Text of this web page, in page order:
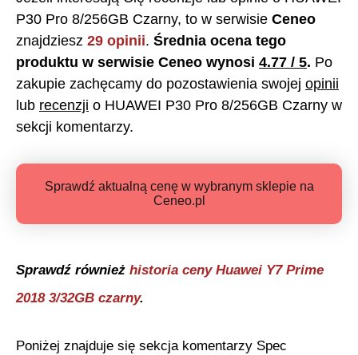
P30 Pro 8/256GB Czarny, to w serwisie Ceneo
znajdziesz 29 opinii. Średnia ocena tego
produktu w serwisie Ceneo wynosi 4.77 / 5. Po
zakupie zachęcamy do pozostawienia swojej opinii
lub recenzji o HUAWEI P30 Pro 8/256GB Czarny w
sekcji komentarzy.
Sprawdź aktualną cenę w wybranym sklepie na
Ceneo.pl
Sprawdź również historia ceny Huawei Y7 Prime
2018 3/32GB czarny.
Poniżej znajduje się sekcja komentarzy Spec